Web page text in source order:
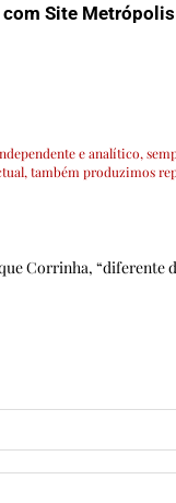
com Site Metrópolis
e analítico,
também produzimos